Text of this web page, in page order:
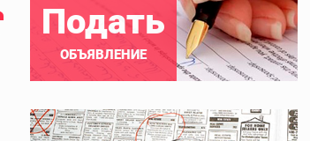
Подать
ОБЪЯВЛЕНИЕ